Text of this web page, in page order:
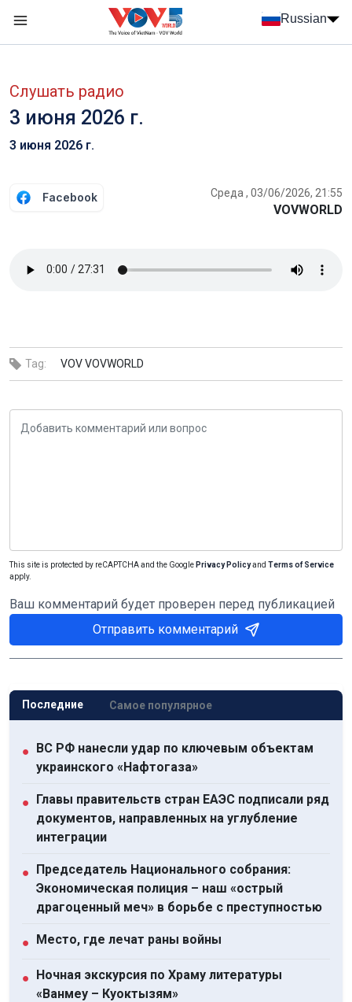
Russian
Слушать радио
3 июня 2026 г.
3 июня 2026 г.
Facebook Среда , 03/06/2026, 21:55
VOVWORLD
Tag: VOVVOVWORLD
This site is protected by reCAPTCHA and the Google Privacy Policyand Terms of Service
apply.
Ваш комментарий будет проверен перед публикацией
Отправить комментарий
Последние Самое популярное
● ВС РФ нанесли удар по ключевым объектам
украинского «Нафтогаза»
● Главы правительств стран ЕАЭС подписали ряд
документов, направленных на углубление
интеграции
● Председатель Национального собрания:
Экономическая полиция – наш «острый
драгоценный меч» в борьбе с преступностью
● Место, где лечат раны войны
● Ночная экскурсия по Храму литературы
«Ванмеу – Куоктызям»